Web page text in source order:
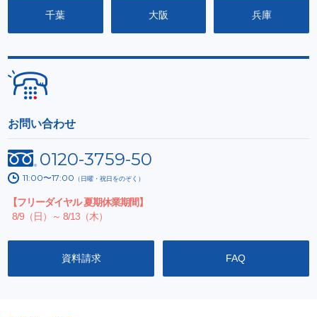
千葉 大阪 兵庫
お問い合わせ
0120-3759-50
11:00〜17:00 （日曜・祝日をのぞく）
【フリーダイヤル 夏期休業期間】
8/9（日）～ 8/13（木）
資料請求 FAQ